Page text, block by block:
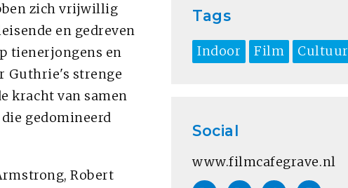
zich vrijwillig
en gedreven
tienerjongens en
Guthrie's strenge
kracht van samen
gedomineerd
Robert
Tags
Indoor Film Cultuur
Social
www.filmcafegrave.nl